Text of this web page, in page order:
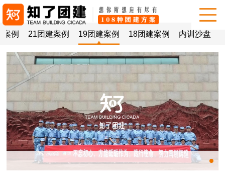
案例 21团建案例 19团建案例 18团建案例 内训沙盘